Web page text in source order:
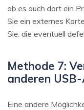
ob es auch dort ein
Sie ein externes
Sie, die eventuell
Methode 7:
anderen
Eine andere